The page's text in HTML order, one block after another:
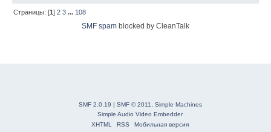
Страницы: [1]2 3 ... 108
SMF spam blocked by CleanTalk
SMF 2.0.19 | SMF © 2011
Simple Machines
Simple Audio Video Embedder
XHTML
RSS Мобильная версия